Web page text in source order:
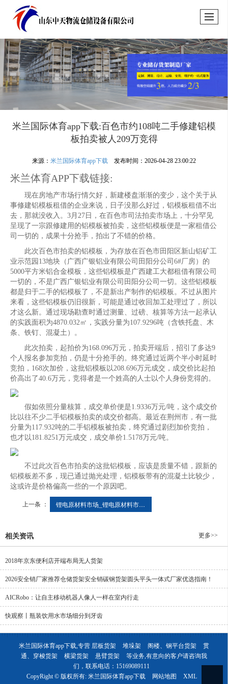
米兰国际体育app下载:百色市约108吨二手修建铝模
板拍卖被人209万竞得
来源：米兰国际体育app下载 发布时间：2026-04-28 23:00:22
米兰体育APP下载链接:
现在房地产市场行情欠好，新建楼盘渐渐的变少，这个关于从
事修建铝模板租借的企业来说，日子没那么好过，铝模板租借不出
去，那就没收入。3月27日，在百色市司法拍卖市场上，十分罕见
呈现了一宗跟修建用的铝模板被拍卖，这些铝模板便是一家租借公
司一切的，成果十分抢手，拍出了不错的价格。
此次百色市拍卖的铝模板，为存放在百色市田阳区新山铝矿工
业示范园13地块（广西广银铝业有限公司田阳分公司6#厂房）的
5000平方米铝合金模板，这些铝模板是广西建工大都租借有限公司
一切的，不是广西广银铝业有限公司田阳分公司一切。这些铝模板
都是归于二手的铝模板了，不是新出产制作的铝模板。不过从图片
来看，这些铝模板仍旧很新，可能是通过收回加工处理过了，所以
才这么新。通过现场勘查时通过测量、过磅、核算等方法一起承认
的实践面积为4870.032㎡，实践分量为107.9296吨（含铁托盘、木
条、铁钉、混凝土）。
此次拍卖，起拍价为168.096万元，拍卖开端后，招引了多达9
个人报名参加竞拍，仍是十分抢手的。终究通过近两个半小时延时
竞拍，168次加价，这批铝模板以208.696万元成交，成交价比起拍
价高出了40.6万元，竞得者是一个姓高的人士以个人身份竞得的。
假如依照分量核算，成交单价便是1.9336万元/吨，这个成交价
比以往不少二手铝模板拍卖的成交价都高。最近在荆州市，有一批
分量为117.932吨的二手铝模板被拍卖，终究通过剧烈加价竞拍，
也才以181.8251万元成交，成交单价1.5178万元/吨。
不过此次百色市拍卖的这批铝模板，应该是质量不错，跟新的
铝模板差不多，现已通过抛光处理，铝模板带有的混凝土比较少，
这或许是价格偏高一些的一个原因吧。
上一条 ： 锂电原材料市场_锂电原材料市场分析 - OFweek网
相关资讯 更多>>
2018年京东便利店开端布局无人货架
2026安全销厂家推荐仓储货架安全销碳钢货架圆头平头一体式厂家优选指南！
AICRobo：让自主移动机器人像人一样在室内行走
快观察丨瓶装饮用水市场细分到牙齿
米兰国际体育app下载,专营 层板货架 堆垛架 阁楼、钢平台货架
贯
通、穿梭货架
横梁货架 悬臂货架
等业务,有意向的客户请咨询我
们，联系电话： 15169089111
CopyRight © 版权所有: 米兰国际体育app下载 网站地图 XML